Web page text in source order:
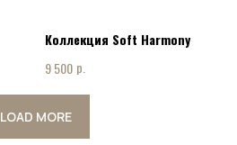
Коллекция Soft Harmony
9 500 р.
LOAD MORE